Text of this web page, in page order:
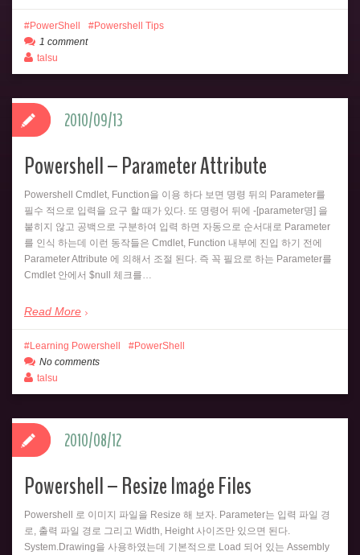
PowerShell
Powershell Tips
1 comment
talsu
Powershell – Parameter Attribute
Powershell Cmdlet, Function을 이용 하다 보면 명령 뒤의 Parameter를
필수 적으로 입력을 요구 할 때가 있다. 또 명령어 뒤에 -[parameter명] 을
붙히지 않고 공백으로 구분하여 입력 하면 자동으로 순서대로 Parameter
를 인식 하는데 이런 동작들은 Cmdlet, Function 내부에 진입 하기 전에
Parameter Attribute 에 의해서 조절 된다. 즉 꼭 필요로 하는 Parameter를
Cmdlet 안에서 $null 체크를…
Read More
2010/09/13
Learning Powershell
PowerShell
No comments
talsu
Powershell – Resize Image Files
Powershell 로 이미지 파일을 Resize 해 보자. Parameter는 입력 파일 경
로, 출력 파일 경로 그리고 Width, Height 사이즈만 있으면 된다.
System.Drawing을 사용하였는데 기본적으로 Load 되어 있는 Assembly
2010/08/12